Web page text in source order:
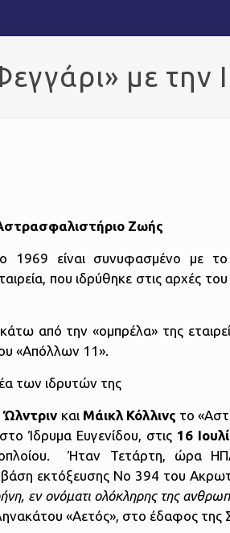
με την
Ζωής
1969 είναι συνυφασμένο με
που ιδρύθηκε στις αρχές του
από την «ομπρέλα» της
«Απόλλων 11».
των ιδρυτών της
και Μάικλ Κόλλινς το
Ίδρυμα Ευγενίδου, στις 16
Ήταν Τετάρτη, ώρα
εκτόξευσης Νο 394 του
εν ονόματι ολόκληρης της
«Αετός», στο έδαφος της